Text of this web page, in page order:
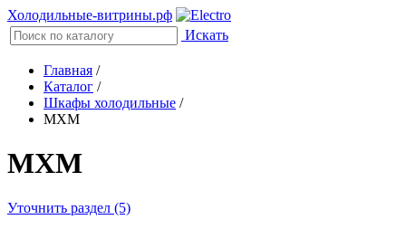
Холодильные-витрины.рф
Искать
Главная /
Каталог /
Шкафы холодильные /
МХМ
МХМ
Уточнить раздел (5)